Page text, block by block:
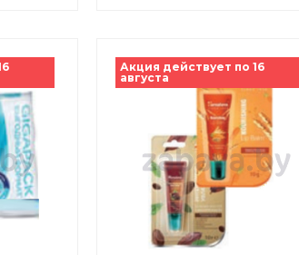
Акция действует по 16
августа